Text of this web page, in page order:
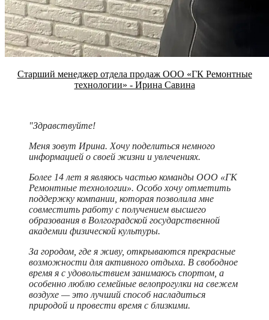
Старший менеджер отдела продаж ООО «ГК Ремонтные
технологии» - Ирина Савина
"Здравствуйте!
Меня зовут Ирина. Хочу поделиться немного
информацией о своей жизни и увлечениях.
Более 14 лет я являюсь частью команды ООО «ГК
Ремонтные технологии». Особо хочу отметить
поддержку компании, которая позволила мне
совместить работу с получением высшего
образования в Волгоградской государственной
академии физической культуры.
За городом, где я живу, открываются прекрасные
возможности для активного отдыха. В свободное
время я с удовольствием занимаюсь спортом, а
особенно люблю семейные велопрогулки на свежем
воздухе — это лучший способ насладиться
природой и провести время с близкими.